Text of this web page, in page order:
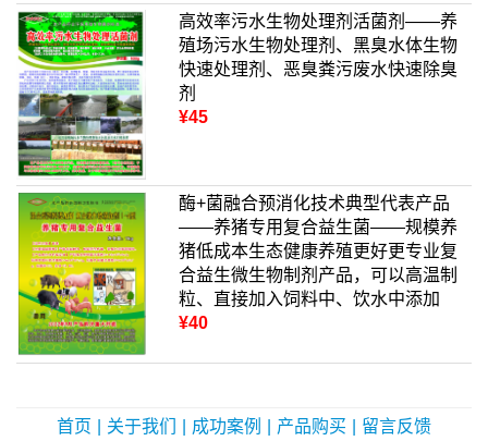
高效率污水生物处理剂活菌剂——养
殖场污水生物处理剂、黑臭水体生物
快速处理剂、恶臭粪污废水快速除臭
剂
¥45
酶+菌融合预消化技术典型代表产品
——养猪专用复合益生菌——规模养
猪低成本生态健康养殖更好更专业复
合益生微生物制剂产品，可以高温制
粒、直接加入饲料中、饮水中添加
¥40
首页 关于我们 成功案例 产品购买 留言反馈